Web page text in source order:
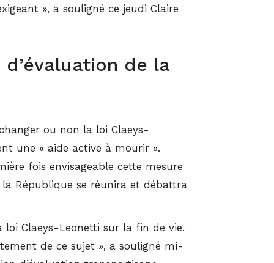
», a souligné ce jeudi Claire
de la
ou non la loi Claeys-
une « aide active à mourir ».
fois envisageable cette mesure
République se réunira et débattra
loi Claeys-Leonetti sur la fin de vie.
de ce sujet », a souligné mi-